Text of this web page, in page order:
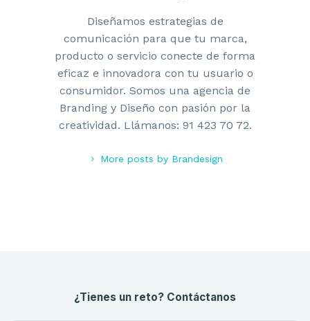
Diseñamos estrategias de
comunicación para que tu marca,
producto o servicio conecte de forma
eficaz e innovadora con tu usuario o
consumidor. Somos una agencia de
Branding y Diseño con pasión por la
creatividad. Llámanos: 91 423 70 72.
More posts by Brandesign
¿Tienes un reto? Contáctanos